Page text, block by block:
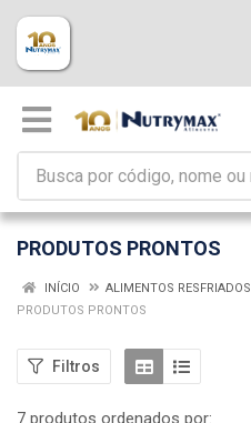
PRODUTOS PRONTOS
INÍCIO
ALIMENTOS RESFRIADOS
PRODUTOS PRONTOS
Filtros
7 produtos ordenados por: